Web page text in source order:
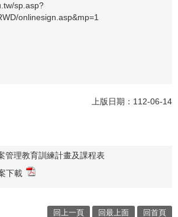
sp.asp?
onlinesign.asp&mp=1
上版日期：112-06-14
管理教育訓練計畫及課程表
下載
回上一頁 回最上面 回首頁